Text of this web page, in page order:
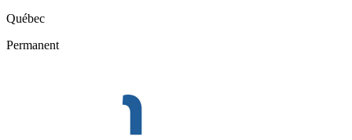
Québec
Permanent